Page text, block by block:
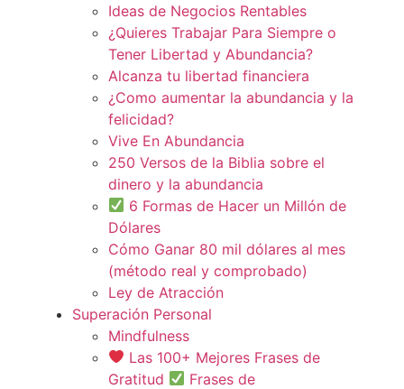
Ideas de Negocios Rentables
¿Quieres Trabajar Para Siempre o
Tener Libertad y Abundancia?
Alcanza tu libertad financiera
¿Como aumentar la abundancia y la
felicidad?
Vive En Abundancia
250 Versos de la Biblia sobre el
dinero y la abundancia
6 Formas de Hacer un Millón de
Dólares
Cómo Ganar 80 mil dólares al mes
(método real y comprobado)
Ley de Atracción
Superación Personal
Mindfulness
Las 100+ Mejores Frases de
Gratitud
Frases de